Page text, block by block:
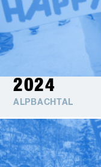
2024
ALPBACHTAL